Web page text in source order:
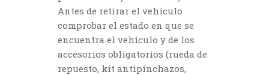
Antes de retirar el vehículo
comprobar el estado en que se
encuentra el vehículo y de los
accesorios obligatorios (rueda de
repuesto, kit antipinchazos,